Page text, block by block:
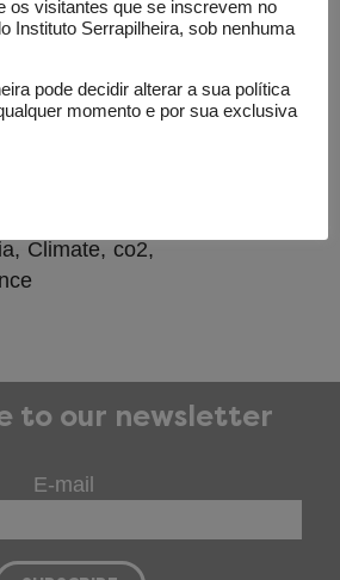
experiments in a primary
central Amazon.
R$ 106,631.99
Climate co2
to our newsletter
E-mail
os visitantes que se inscrevem no
Instituto Serrapilheira, sob nenhuma
pode decidir alterar a sua política
momento e por sua exclusiva